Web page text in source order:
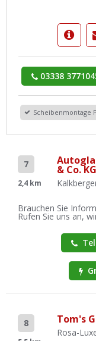
03338
Scheibenmontage
7
2,4 km
& Co.
Brauchen Sie
Rufen Sie uns an,
8 Tom's
Rosa-